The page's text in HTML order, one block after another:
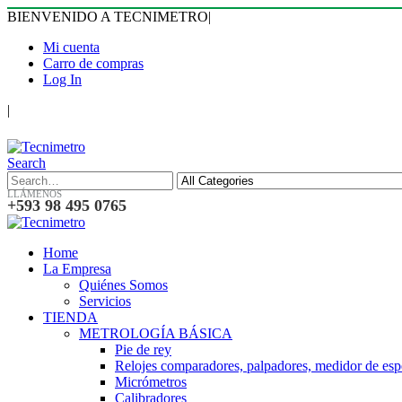
BIENVENIDO A TECNIMETRO|
Mi cuenta
Carro de compras
Log In
|
Search
LLÁMENOS
+593 98 495 0765
Home
La Empresa
Quiénes Somos
Servicios
TIENDA
METROLOGÍA BÁSICA
Pie de rey
Relojes comparadores, palpadores, medidor de
Micrómetros
Calibradores